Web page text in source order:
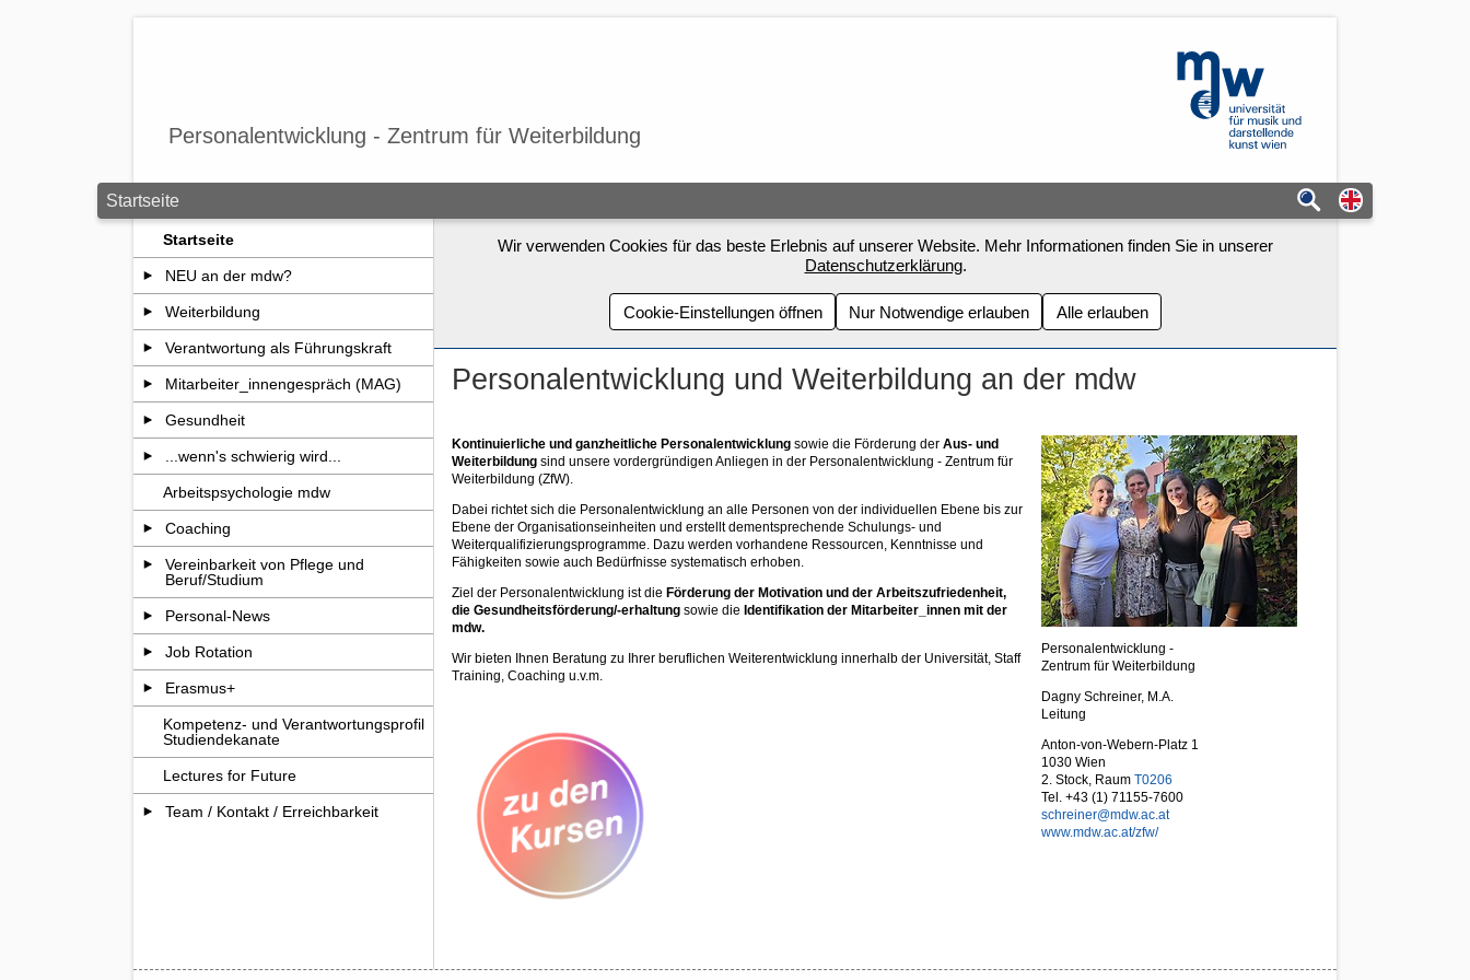
Personalentwicklung - Zentrum für Weiterbildung
mdw - Homepage
Startseite Switch to
Startseite
NEU an der mdw?
Weiterbildung
Verantwortung als Führungskraft
Mitarbeiter_innengespräch (MAG)
Gesundheit
...wenn's schwierig wird...
Arbeitspsychologie mdw
Coaching
Vereinbarkeit von Pflege und
Beruf/Studium
Personal-News
Job Rotation
Erasmus+
Kompetenz- und Verantwortungsprofil
Studiendekanate
Lectures for Future
Team / Kontakt / Erreichbarkeit
Wir verwenden Cookies für das beste Erlebnis auf unserer Website. Mehr Informationen finden Sie in unserer
Datenschutzerklärung.
Cookie-Einstellungen öffnen Nur Notwendige erlauben Alle erlauben
Personalentwicklung und Weiterbildung an der mdw
Kontinuierliche und ganzheitliche Personalentwicklung sowie die Förderung der Aus- und
Weiterbildung sind unsere vordergründigen Anliegen in der Personalentwicklung - Zentrum für
Weiterbildung (ZfW).
Dabei richtet sich die Personalentwicklung an alle Personen von der individuellen Ebene bis zur
Ebene der Organisationseinheiten und erstellt dementsprechende Schulungs- und
Weiterqualifizierungsprogramme. Dazu werden vorhandene Ressourcen, Kenntnisse und
Fähigkeiten sowie auch Bedürfnisse systematisch erhoben.
Ziel der Personalentwicklung ist die Förderung der Motivation und der Arbeitszufriedenheit,
die Gesundheitsförderung/-erhaltung sowie die Identifikation der Mitarbeiter_innen mit der
mdw.
Wir bieten Ihnen Beratung zu Ihrer beruflichen Weiterentwicklung innerhalb der Universität, Staff
Training, Coaching u.v.m.
Personalentwicklung -
Zentrum für Weiterbildung
Dagny Schreiner, M.A.
Leitung
Anton-von-Webern-Platz 1
1030 Wien
2. Stock, RaumT0206
Tel. +43 (1) 71155-7600
schreiner@mdw.ac.at
www.mdw.ac.at/zfw/